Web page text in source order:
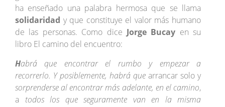
ha enseñado una palabra hermosa que se llama
solidaridad y que constituye el valor más humano
de las personas. Como dice Jorge Bucay en su
libro El camino del encuentro:
Habrá que encontrar el rumbo y empezar a
recorrerlo. Y posiblemente, habrá que arrancar solo y
sorprenderse al encontrar más adelante, en el camino,
a todos los que seguramente van en la misma